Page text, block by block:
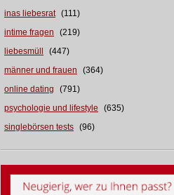
inas liebesrat (111)
intime fragen
(219)
liebesmüll
(447)
männer und frauen
(364)
online dating
(791)
psychologie und lifestyle
(635)
singlebörsen tests (96)